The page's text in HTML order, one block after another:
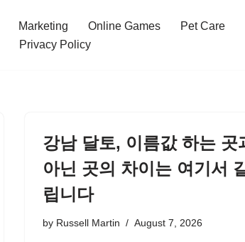
Marketing Online Games
Pet Care
Privacy Policy
강남 달토, 이름값 하는 곳
아닌 곳의 차이는 여기서
립니다
by Russell Martin August 7, 2026